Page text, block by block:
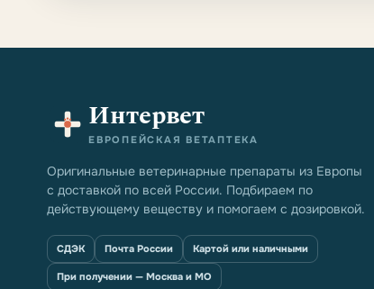
Интервет
ЕВРОПЕЙСКАЯ ВЕТАПТЕКА
Оригинальные ветеринарные препараты из Европы
с доставкой по всей России. Подбираем по
действующему веществу и помогаем с дозировкой.
СДЭК Почта России Картой или наличными
При получении — Москва и МО